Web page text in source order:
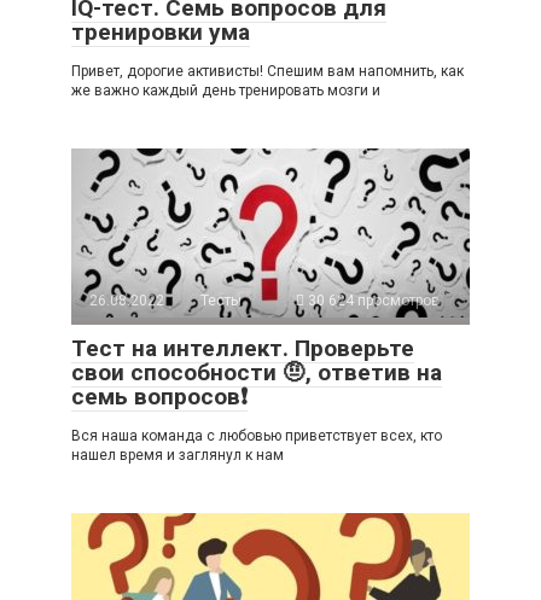
IQ-тест. Семь вопросов для
тренировки ума
Привет, дорогие активисты! Спешим вам напомнить, как
же важно каждый день тренировать мозги и
26.08.2022 Тесты 30 624 просмотров
Тест на интеллект. Проверьте
свои способности 🤨, ответив на
семь вопросов❗
Вся наша команда с любовью приветствует всех, кто
нашел время и заглянул к нам